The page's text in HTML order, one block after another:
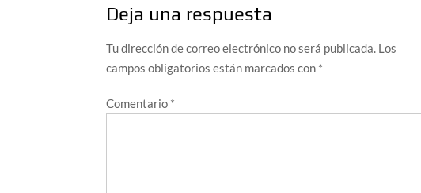
Deja una respuesta
Tu dirección de correo electrónico no será publicada. Los
campos obligatorios están marcados con *
Comentario *